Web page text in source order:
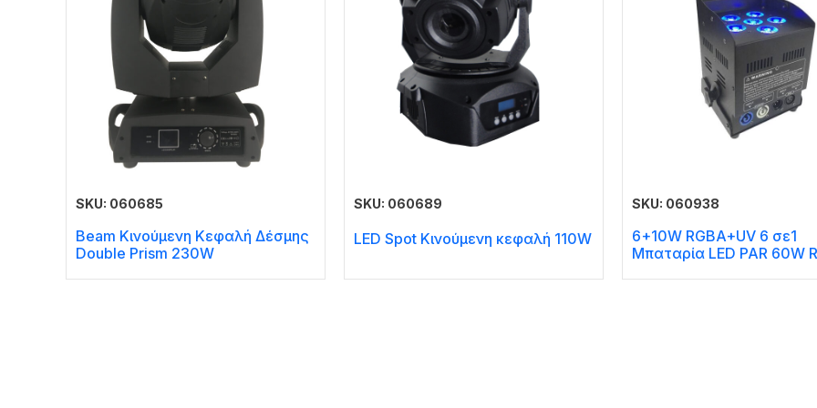
SKU: 060685
Beam Κινούμενη Κεφαλή Δέσμης
Double Prism 230W
SKU: 060689
LED Spot Κινούμενη κεφαλή 110W
SKU: 060938
6+10W RGBA+UV 6 σε1
Μπαταρία LED PAR 60W